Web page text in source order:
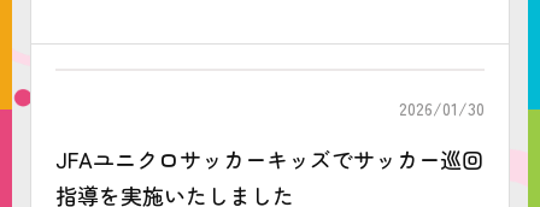
2026/01/30
JFAユニクロサッカーキッズでサッカー巡回
指導を実施いたしました